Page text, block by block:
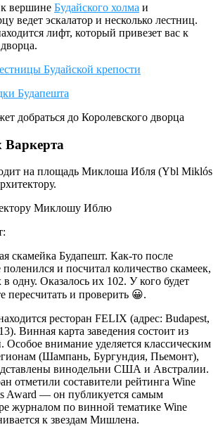
вершине Будайского холма и
ведет эскалатор и несколько лестниц.
лифт, который привезет вас к
Будайской крепости
Будапешта
Варкерта
на площадь Миклоша Ибля (Ybl Miklós
скамейка Будапешт. Как-то после
и посчитал количество скамеек,
одну. Оказалось их 102. У кого будет
пересчитать и проверить 😀.
ресторан FELIX (адрес: Budapest,
Винная карта заведения состоит из
Особое внимание уделяется классическим
(Шампань, Бургундия, Пьемонт),
винодельни США и Австралии.
отметили составители рейтинга Wine
Award — он публикуется самым
журналом по винной тематике Wine
к звездам Мишлена.